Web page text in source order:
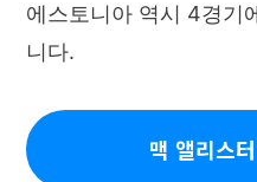
에스토니아 역시 4경기
니다.
맥 앨리스